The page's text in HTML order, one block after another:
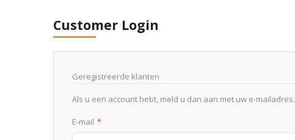
Customer Login
Geregistreerde klanten
Als u een account hebt, meld u dan aan met uw e-mailadres.
E-mail